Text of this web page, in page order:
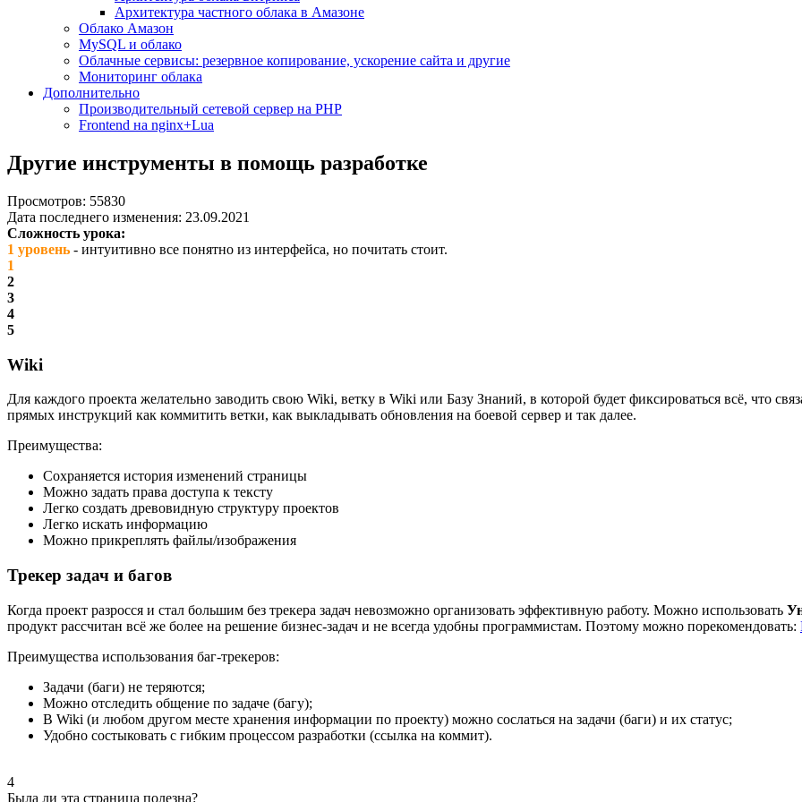
Архитектура частного облака в Амазоне
Облако Амазон
MySQL и облако
Облачные сервисы: резервное копирование, ускорение сайта и другие
Мониторинг облака
Дополнительно
Производительный сетевой сервер на PHP
Frontend на nginx+Lua
Другие инструменты в помощь разработке
Просмотров: 55830
Дата последнего изменения: 23.09.2021
Сложность урока:
1 уровень - интуитивно все понятно из интерфейса, но почитать стоит.
1
2
3
4
5
Wiki
Для каждого проекта желательно заводить свою Wiki, ветку в Wiki или Базу Знаний, в которой будет фиксироваться всё, что
прямых инструкций как коммитить ветки, как выкладывать обновления на боевой сервер и так далее.
Преимущества:
Сохраняется история изменений страницы
Можно задать права доступа к тексту
Легко создать древовидную структуру проектов
Легко искать информацию
Можно прикреплять файлы/изображения
Трекер задач и багов
Когда проект разросся и стал большим без трекера задач невозможно организовать эффективную работу. Можно использовать
продукт рассчитан всё же более на решение бизнес-задач и не всегда удобны программистам. Поэтому можно порекомендовать:
Преимущества использования баг-трекеров:
Задачи (баги) не теряются;
Можно отследить общение по задаче (багу);
В Wiki (и любом другом месте хранения информации по проекту) можно сослаться на задачи (баги) и их статус;
Удобно состыковать с гибким процессом разработки (ссылка на коммит).
4
Была ли эта страница полезна?